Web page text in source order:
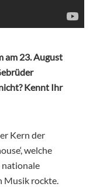
am 23. August
Kennt Ihr
Kern der
welche
nationale
Musik rockte.